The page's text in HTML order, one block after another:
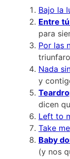
Bajo la
Entre
para
Por las
Nada
y
dicen
Left to
Take
Baby
(y nos